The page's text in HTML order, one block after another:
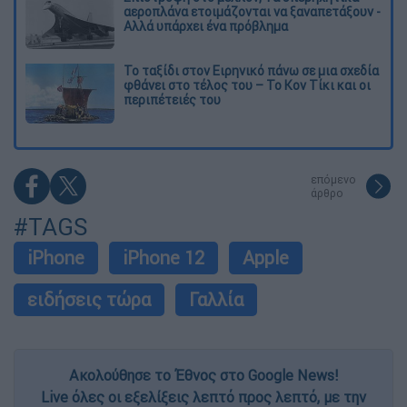
αεροπλάνα ετοιμάζονται να ξαναπετάξουν -
Αλλά υπάρχει ένα πρόβλημα
Το ταξίδι στον Ειρηνικό πάνω σε μια σχεδία
φθάνει στο τέλος του – Το Κον Τίκι και οι
περιπέτειές του
επόμενο
άρθρο
#TAGS
iPhone iPhone 12
Apple
ειδήσεις τώρα
Γαλλία
Ακολούθησε το Έθνος στο Google News!
Live όλες οι εξελίξεις λεπτό προς λεπτό, με την